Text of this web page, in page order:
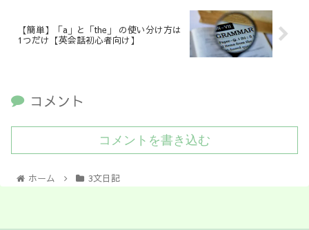
【簡単】「a」と「the」 の使い分け方は
1つだけ【英会話初心者向け】
コメント
コメントを書き込む
ホーム 3文日記